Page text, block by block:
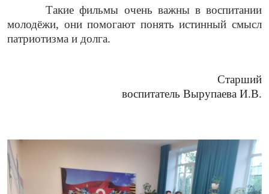
Такие фильмы очень важны в воспитании
молодёжи, они помогают понять истинный смысл
патриотизма и долга.
Старший
воспитатель Вырупаева И.В.